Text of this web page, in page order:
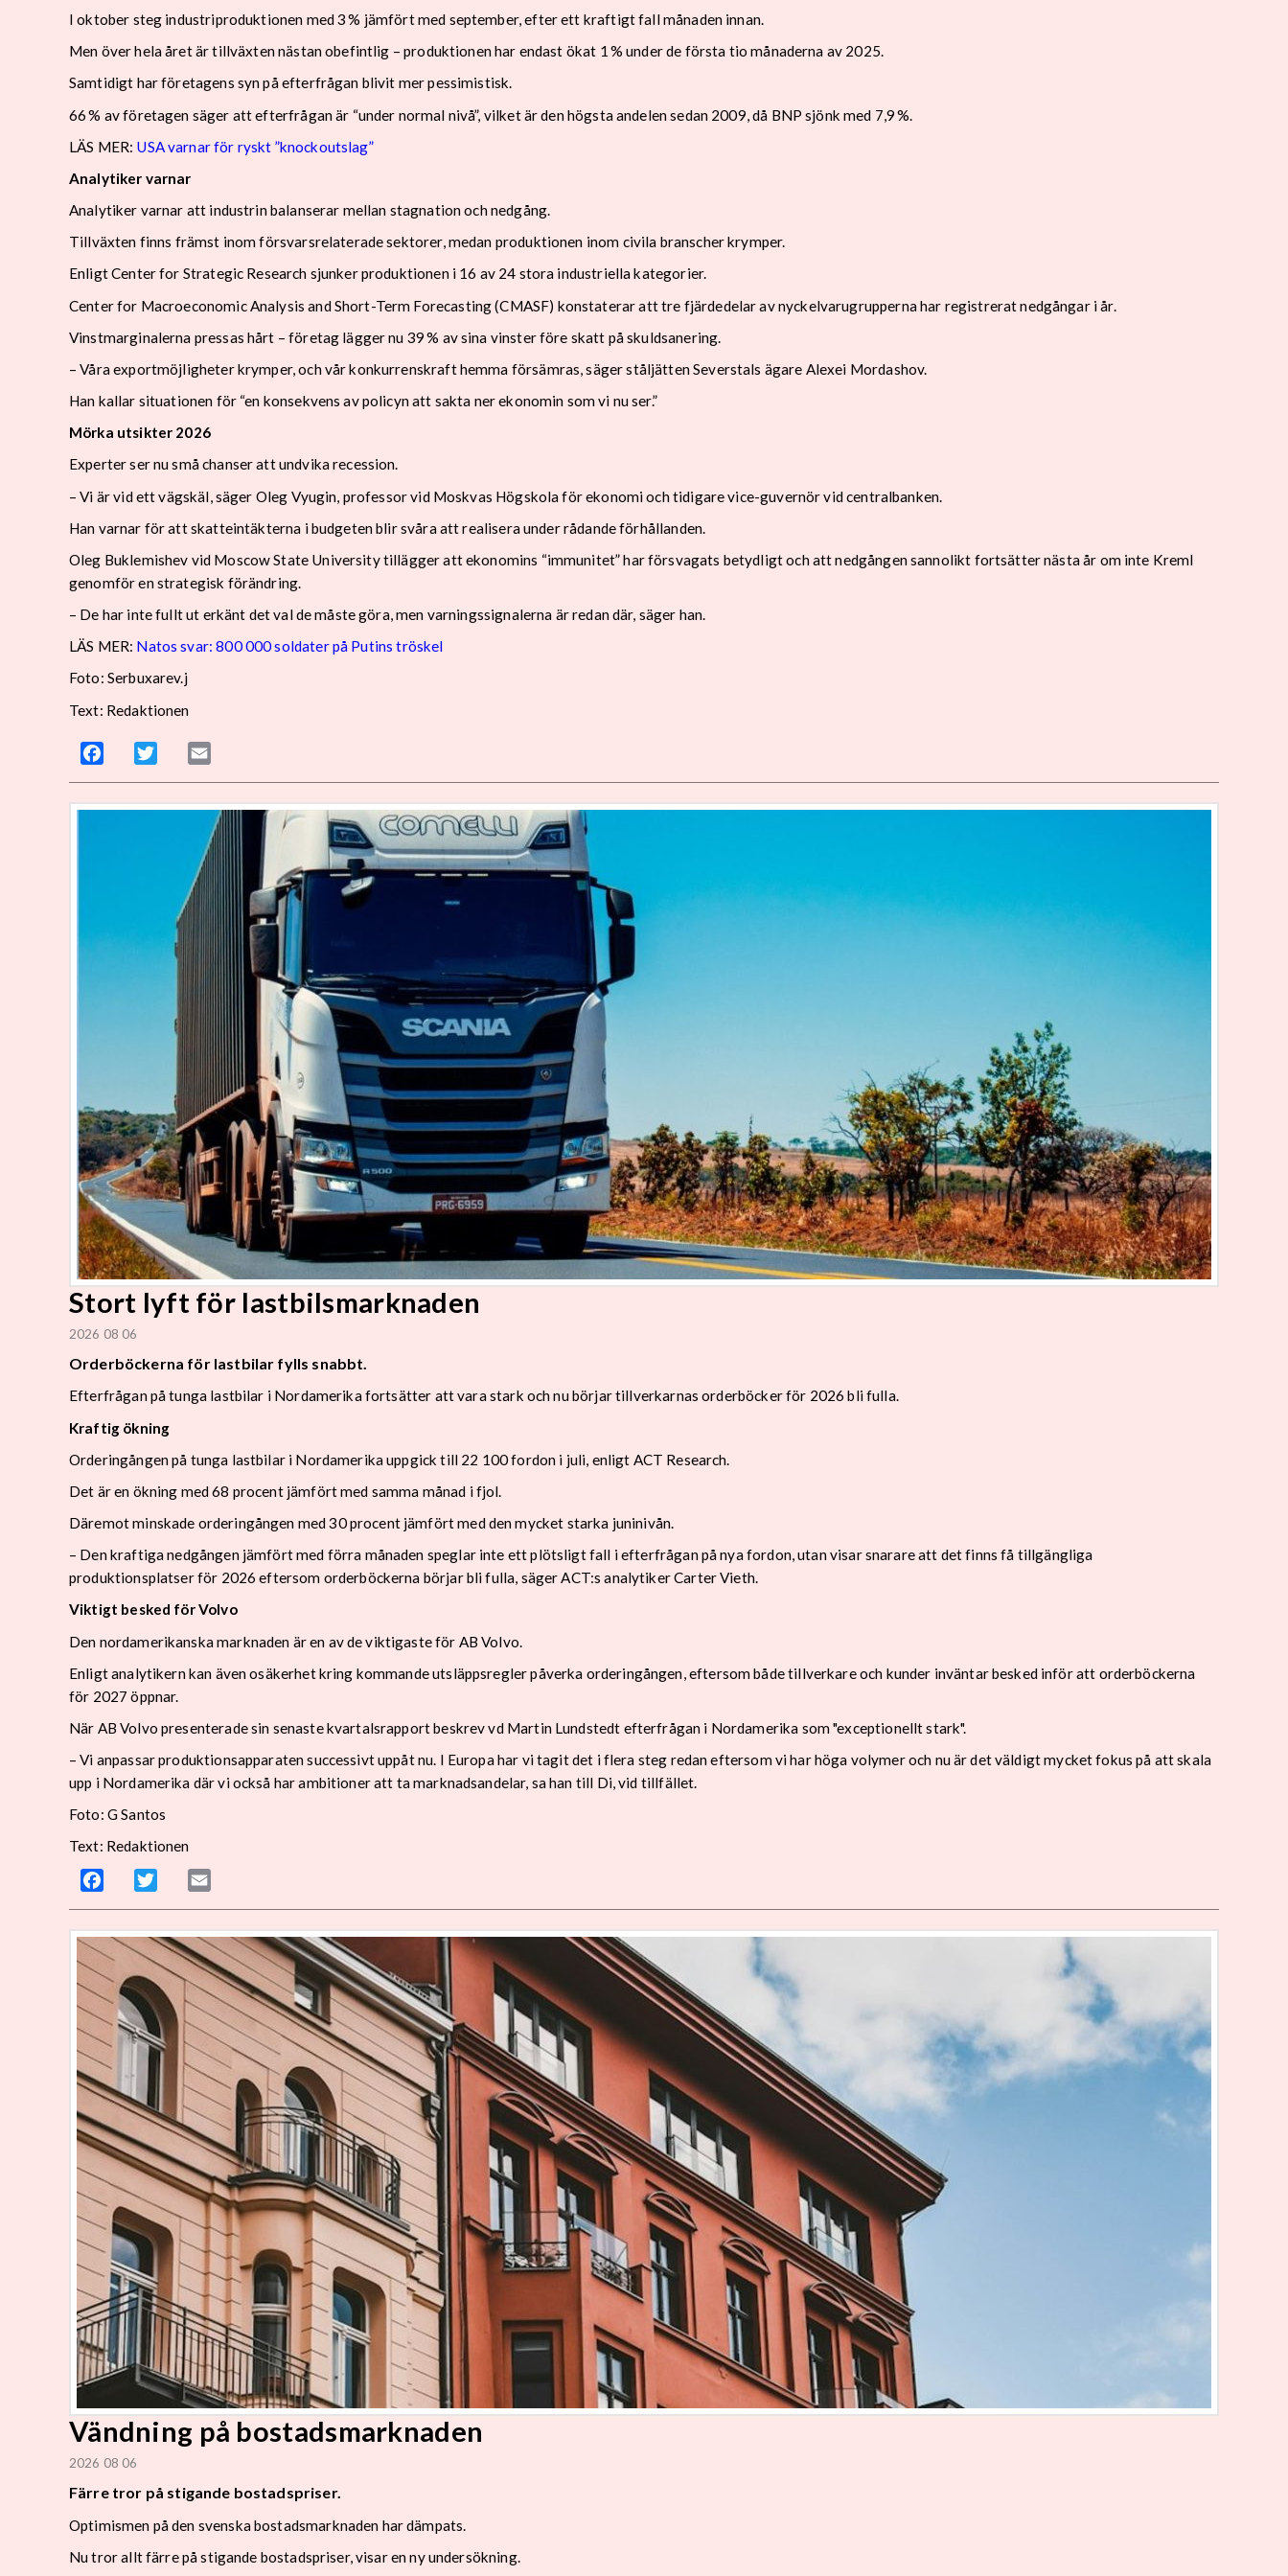
I oktober steg industriproduktionen med 3 % jämfört med september, efter ett kraftigt fall månaden innan.
Men över hela året är tillväxten nästan obefintlig – produktionen har endast ökat 1 % under de första tio månaderna av 2025.
Samtidigt har företagens syn på efterfrågan blivit mer pessimistisk.
66 % av företagen säger att efterfrågan är “under normal nivå”, vilket är den högsta andelen sedan 2009, då BNP sjönk med 7,9 %.
LÄS MER: USA varnar för ryskt ”knockoutslag”
Analytiker varnar
Analytiker varnar att industrin balanserar mellan stagnation och nedgång.
Tillväxten finns främst inom försvarsrelaterade sektorer, medan produktionen inom civila branscher krymper.
Enligt Center for Strategic Research sjunker produktionen i 16 av 24 stora industriella kategorier.
Center for Macroeconomic Analysis and Short-Term Forecasting (CMASF) konstaterar att tre fjärdedelar av nyckelvarugrupperna har registrerat nedgångar i år.
Vinstmarginalerna pressas hårt – företag lägger nu 39 % av sina vinster före skatt på skuldsanering.
– Våra exportmöjligheter krymper, och vår konkurrenskraft hemma försämras, säger ståljätten Severstals ägare Alexei Mordashov.
Han kallar situationen för “en konsekvens av policyn att sakta ner ekonomin som vi nu ser.”
Mörka utsikter 2026
Experter ser nu små chanser att undvika recession.
– Vi är vid ett vägskäl, säger Oleg Vyugin, professor vid Moskvas Högskola för ekonomi och tidigare vice-guvernör vid centralbanken.
Han varnar för att skatteintäkterna i budgeten blir svåra att realisera under rådande förhållanden.
Oleg Buklemishev vid Moscow State University tillägger att ekonomins “immunitet” har försvagats betydligt och att nedgången sannolikt fortsätter nästa år om inte Kreml
genomför en strategisk förändring.
– De har inte fullt ut erkänt det val de måste göra, men varningssignalerna är redan där, säger han.
LÄS MER: Natos svar: 800 000 soldater på Putins tröskel
Foto: Serbuxarev.j
Text: Redaktionen
Facebook Twitter
Stort lyft för lastbilsmarknaden
2026 08 06
Orderböckerna för lastbilar fylls snabbt.
Efterfrågan på tunga lastbilar i Nordamerika fortsätter att vara stark och nu börjar tillverkarnas orderböcker för 2026 bli fulla.
Kraftig ökning
Orderingången på tunga lastbilar i Nordamerika uppgick till 22 100 fordon i juli, enligt ACT Research.
Det är en ökning med 68 procent jämfört med samma månad i fjol.
Däremot minskade orderingången med 30 procent jämfört med den mycket starka juninivån.
– Den kraftiga nedgången jämfört med förra månaden speglar inte ett plötsligt fall i efterfrågan på nya fordon, utan visar snarare att det finns få tillgängliga
produktionsplatser för 2026 eftersom orderböckerna börjar bli fulla, säger ACT:s analytiker Carter Vieth.
Viktigt besked för Volvo
Den nordamerikanska marknaden är en av de viktigaste för AB Volvo.
Enligt analytikern kan även osäkerhet kring kommande utsläppsregler påverka orderingången, eftersom både tillverkare och kunder inväntar besked inför att orderböckerna
för 2027 öppnar.
När AB Volvo presenterade sin senaste kvartalsrapport beskrev vd Martin Lundstedt efterfrågan i Nordamerika som "exceptionellt stark".
– Vi anpassar produktionsapparaten successivt uppåt nu. I Europa har vi tagit det i flera steg redan eftersom vi har höga volymer och nu är det väldigt mycket fokus på att skala
upp i Nordamerika där vi också har ambitioner att ta marknadsandelar, sa han till Di, vid tillfället.
Foto: G Santos
Text: Redaktionen
Facebook Twitter
Vändning på bostadsmarknaden
2026 08 06
Färre tror på stigande bostadspriser.
Optimismen på den svenska bostadsmarknaden har dämpats.
Nu tror allt färre på stigande bostadspriser, visar en ny undersökning.